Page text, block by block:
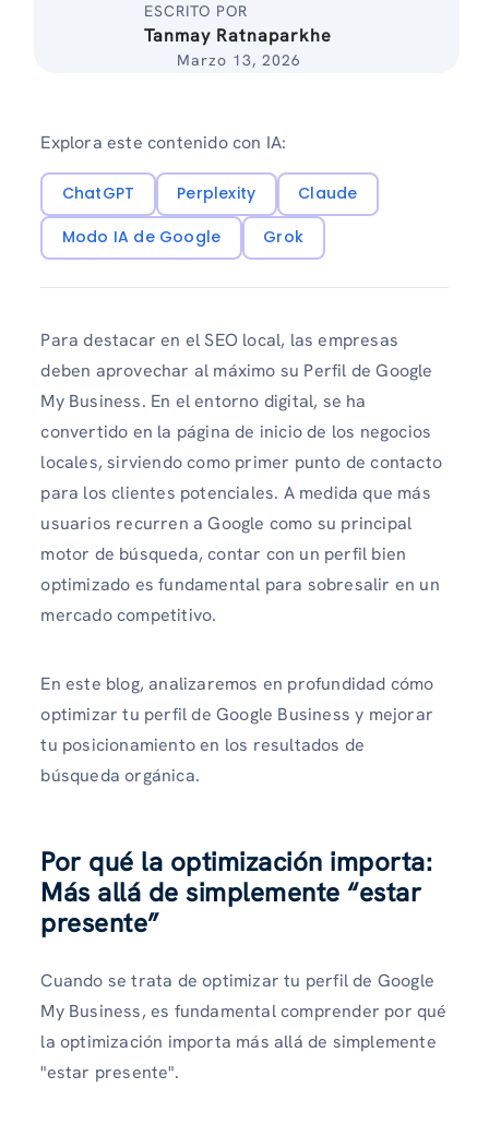
ESCRITO POR
Tanmay Ratnaparkhe
Marzo 13, 2026
Explora este contenido con IA:
ChatGPT Perplexity
Claude
Modo IA de Google
Grok
Para destacar en el SEO local, las empresas
deben aprovechar al máximo su Perfil de Google
My Business. En el entorno digital, se ha
convertido en la página de inicio de los negocios
locales, sirviendo como primer punto de contacto
para los clientes potenciales. A medida que más
usuarios recurren a Google como su principal
motor de búsqueda, contar con un perfil bien
optimizado es fundamental para sobresalir en un
mercado competitivo.
En este blog, analizaremos en profundidad cómo
optimizar tu perfil de Google Business y mejorar
tu posicionamiento en los resultados de
búsqueda orgánica.
Por qué la optimización importa:
Más allá de simplemente “estar
presente”
Cuando se trata de optimizar tu perfil de Google
My Business, es fundamental comprender por qué
la optimización importa más allá de simplemente
"estar presente".